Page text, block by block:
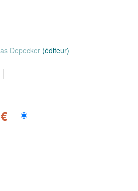
Depecker (éditeur)